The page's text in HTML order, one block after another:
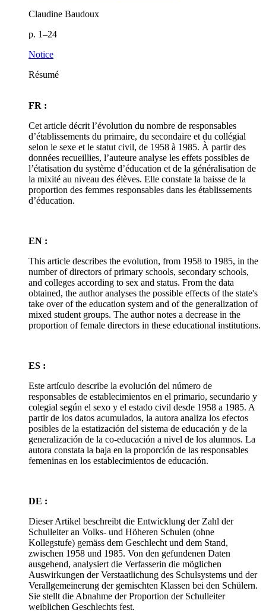
Claudine Baudoux
p. 1–24
Notice
Résumé
FR :
Cet article décrit l’évolution du nombre de responsables
d’établissements du primaire, du secondaire et du collégial
selon le sexe et le statut civil, de 1958 à 1985. À partir des
données recueillies, l’auteure analyse les effets possibles de
l’étatisation du système d’éducation et de la généralisation de
la mixité au niveau des élèves. Elle constate la baisse de la
proportion des femmes responsables dans les établissements
d’éducation.
EN :
This article describes the evolution, from 1958 to 1985, in the
number of directors of primary schools, secondary schools,
and colleges according to sex and status. From the data
obtained, the author analyses the possible effects of the state's
take over of the education system and of the generalization of
mixed student groups. The author notes a decrease in the
proportion of female directors in these educational institutions.
ES :
Este artículo describe la evolución del número de
responsables de establecimientos en el primario, secundario y
colegial según el sexo y el estado civil desde 1958 a 1985. A
partir de los datos acumulados, la autora analiza los efectos
posibles de la estatización del sistema de educación y de la
generalización de la co-educación a nivel de los alumnos. La
autora constata la baja en la proporción de las responsables
femeninas en los establecimientos de educación.
DE :
Dieser Artikel beschreibt die Entwicklung der Zahl der
Schulleiter an Volks- und Höheren Schulen (ohne
Kollegstufe) gemäss dem Geschlecht und dem Stand,
zwischen 1958 und 1985. Von den gefundenen Daten
ausgehend, analysiert die Verfasserin die möglichen
Auswirkungen der Verstaatlichung des Schulsystems und der
Verallgemeinerung der gemischten Klassen bei den Schülern.
Sie stellt die Abnahme der Proportion der Schulleiter
weiblichen Geschlechts fest.